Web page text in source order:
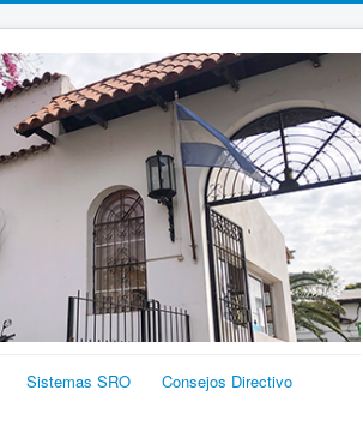
Sistemas SRO
Consejos Directivo